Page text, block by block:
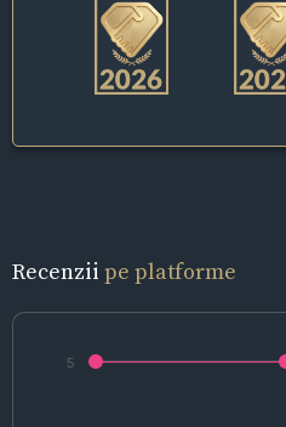
Recenzii pe platforme
5